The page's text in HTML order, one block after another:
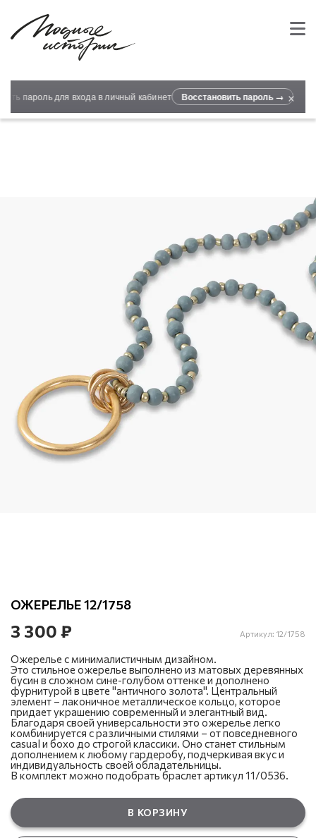
пароль для входа в личный кабинет Восстановить пароль → ×
ОЖЕРЕЛЬЕ 12/1758
3 300 ₽ Артикул: 12/1758
Ожерелье с минималистичным дизайном.
Это стильное ожерелье выполнено из матовых деревянных
бусин в сложном сине-голубом оттенке и дополнено
фурнитурой в цвете "античного золота". Центральный
элемент – лаконичное металлическое кольцо, которое
придает украшению современный и элегантный вид.
Благодаря своей универсальности это ожерелье легко
комбинируется с различными стилями – от повседневного
casual и бохо до строгой классики. Оно станет стильным
дополнением к любому гардеробу, подчеркивая вкус и
индивидуальность своей обладательницы.
В комплект можно подобрать браслет артикул 11/0536.
В КОРЗИНУ